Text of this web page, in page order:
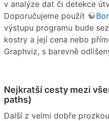
v analýze dat či detekce
Doporučujeme použít
výstupu programu bude
kostry a její cena nebo
Graphviz, s barevně
Nejkratší cesty mezi
paths)
Další z velmi dobře